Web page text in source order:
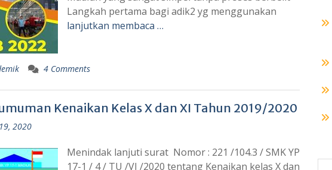
Langkah pertama bagi adik2 yg menggunakan
lanjutkan membaca …
Kenaikan Kelas X dan XI Tahun 2019/2020
Menindak lanjuti surat Nomor : 221 /104.3 / SMK YP
17-1 / 4 / TU /VI /2020 tentang Kenaikan kelas X dan